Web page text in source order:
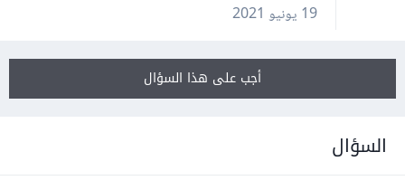
19 يونيو 2021
أجب على هذا السؤال
السؤال